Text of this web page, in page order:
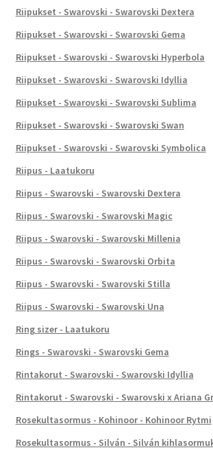
Riipukset - Swarovski - Swarovski Dextera
Riipukset - Swarovski - Swarovski Gema
Riipukset - Swarovski - Swarovski Hyperbola
Riipukset - Swarovski - Swarovski Idyllia
Riipukset - Swarovski - Swarovski Sublima
Riipukset - Swarovski - Swarovski Swan
Riipukset - Swarovski - Swarovski Symbolica
Riipus - Laatukoru
Riipus - Swarovski - Swarovski Dextera
Riipus - Swarovski - Swarovski Magic
Riipus - Swarovski - Swarovski Millenia
Riipus - Swarovski - Swarovski Orbita
Riipus - Swarovski - Swarovski Stilla
Riipus - Swarovski - Swarovski Una
Ring sizer - Laatukoru
Rings - Swarovski - Swarovski Gema
Rintakorut - Swarovski - Swarovski Idyllia
Rintakorut - Swarovski - Swarovski x Ariana
Rosekultasormus - Kohinoor - Kohinoor Rytmi
Rosekultasormus - Silván - Silván